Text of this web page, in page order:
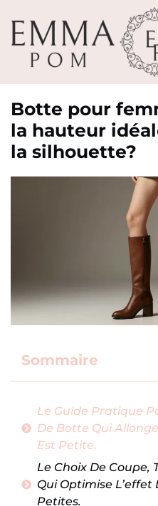
Botte pour
la hauteur
la silhouette?
Sommaire
Le Guide Pratique
De Botte Qui
Est Petite.
Le Choix De Coupe,
Qui Optimise
Petites.